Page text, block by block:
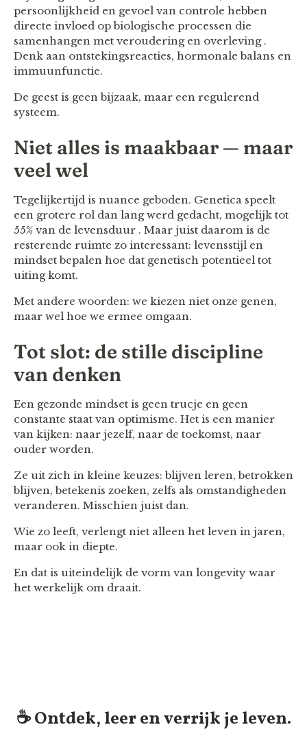
persoonlijkheid en gevoel van controle hebben
directe invloed op biologische processen die
samenhangen met veroudering en overleving .
Denk aan ontstekingsreacties, hormonale balans en
immuunfunctie.
De geest is geen bijzaak, maar een regulerend
systeem.
Niet alles is maakbaar — maar
veel wel
Tegelijkertijd is nuance geboden. Genetica speelt
een grotere rol dan lang werd gedacht, mogelijk tot
55% van de levensduur . Maar juist daarom is de
resterende ruimte zo interessant: levensstijl en
mindset bepalen hoe dat genetisch potentieel tot
uiting komt.
Met andere woorden: we kiezen niet onze genen,
maar wel hoe we ermee omgaan.
Tot slot: de stille discipline
van denken
Een gezonde mindset is geen trucje en geen
constante staat van optimisme. Het is een manier
van kijken: naar jezelf, naar de toekomst, naar
ouder worden.
Ze uit zich in kleine keuzes: blijven leren, betrokken
blijven, betekenis zoeken, zelfs als omstandigheden
veranderen. Misschien juist dan.
Wie zo leeft, verlengt niet alleen het leven in jaren,
maar ook in diepte.
En dat is uiteindelijk de vorm van longevity waar
het werkelijk om draait.
☕️ Ontdek, leer en verrijk je leven.